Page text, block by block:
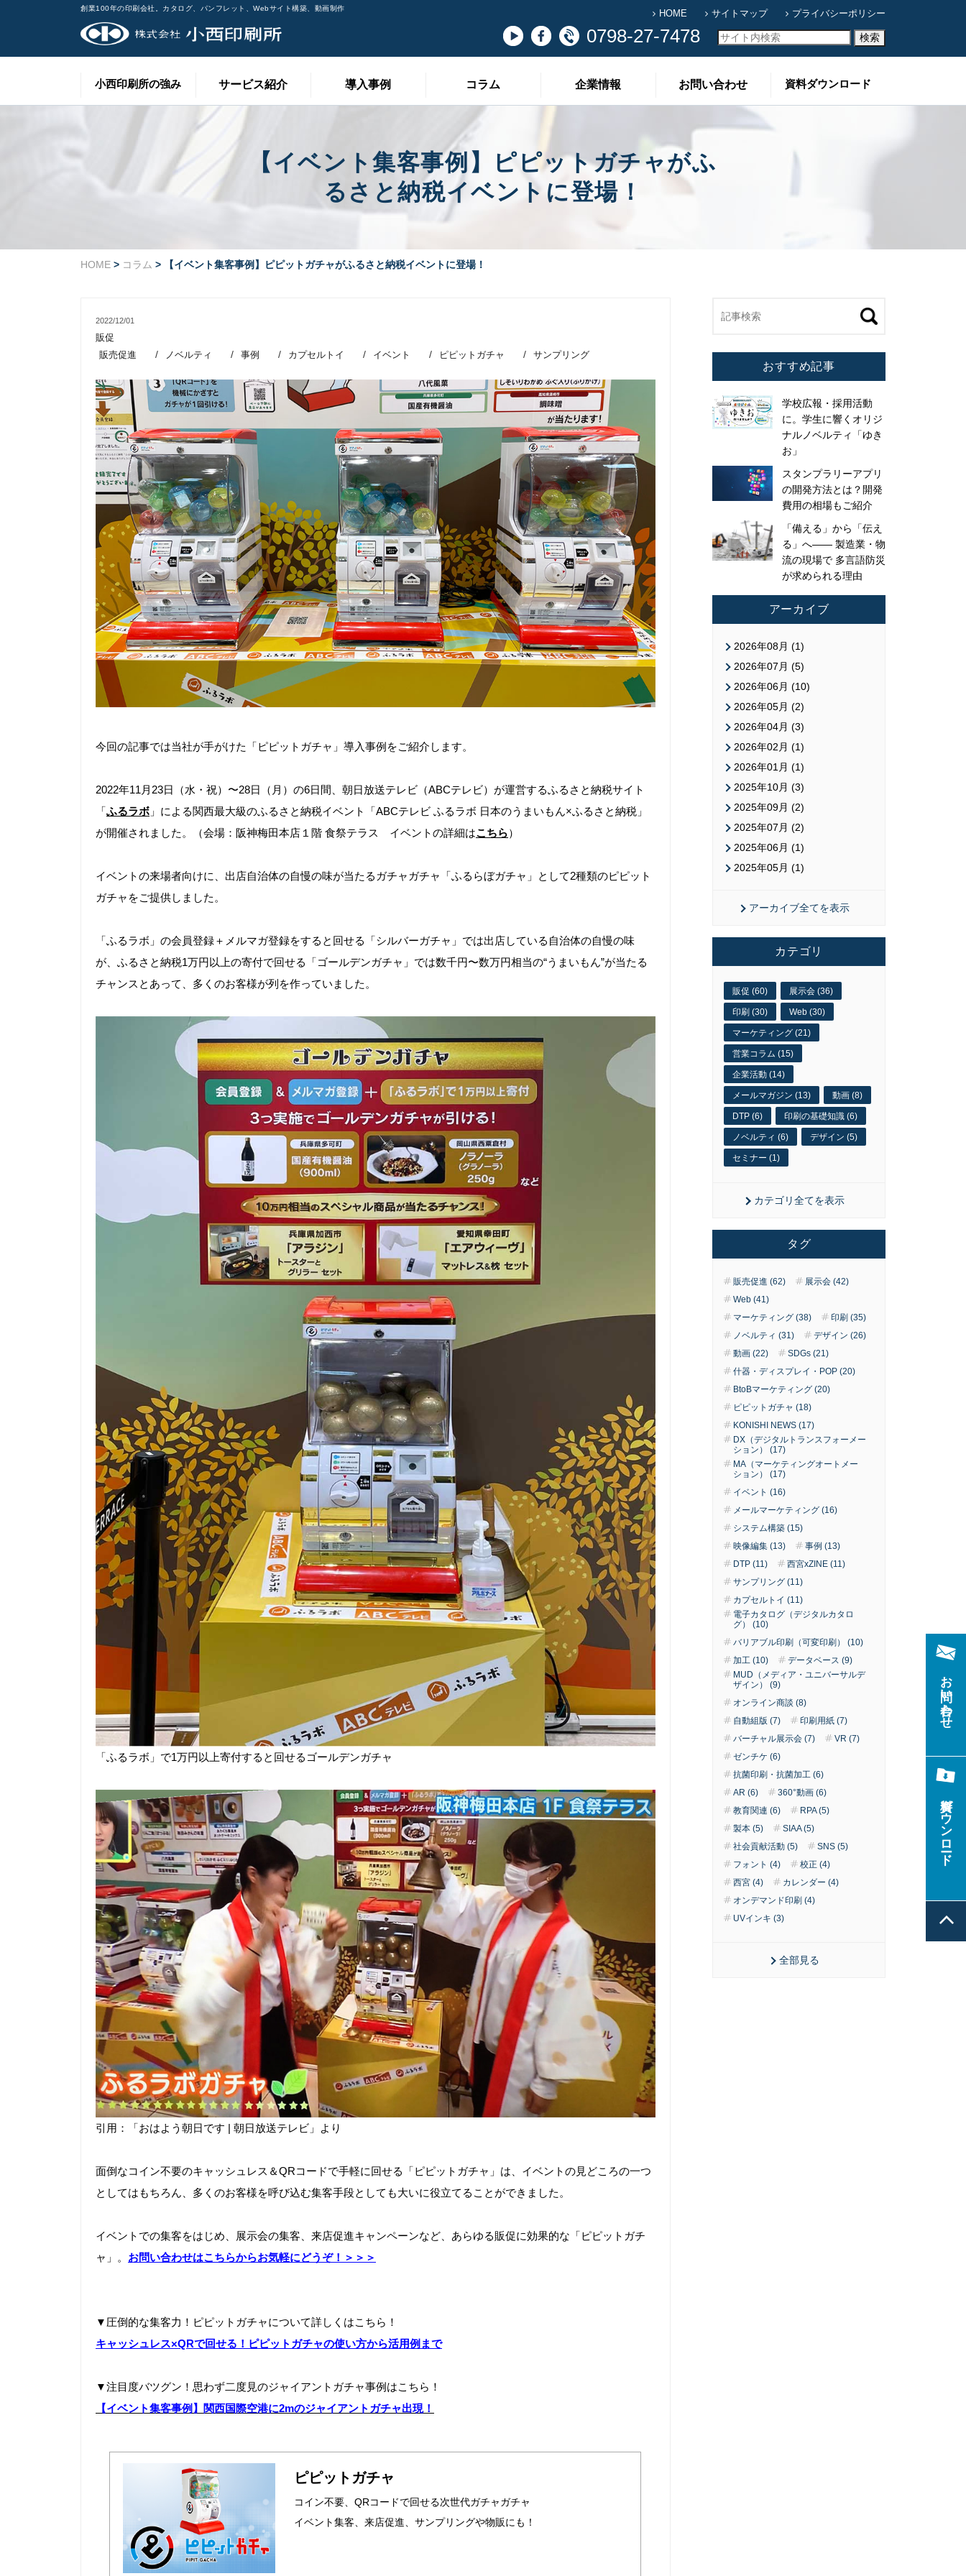
創業100年の印刷会社。カタログ、パンフレット、Webサイト構築、動画制作 プライバシーポリシー
サイトマップ
HOME
0798-27-7478
小西印刷所の強み サービス紹介 導入事例 コラム 企業情報 お問い合わせ 資料ダウンロード
【イベント集客事例】ピピットガチャがふ
るさと納税イベントに登場！
HOME > コラム > 【イベント集客事例】ピピットガチャがふるさと納税イベントに登場！
2022/12/01
販促
販売促進
ノベルティ 事例 カプセルトイ イベント ピピットガチャ サンプリング
今回の記事では当社が手がけた「ピピットガチャ」導入事例をご紹介します。
2022年11月23日（水・祝）〜28日（月）の6日間、朝日放送テレビ（ABCテレビ）が運営するふるさと納税サイト
「ふるラボ 」による関西最大級のふるさと納税イベント「ABCテレビ ふるラボ 日本のうまいもん×ふるさと納税」
が開催されました。（会場：阪神梅田本店１階 食祭テラス イベントの詳細はこちら）
イベントの来場者向けに、出店自治体の自慢の味が当たるガチャガチャ「ふるらぼガチャ」として2種類のピピット
ガチャをご提供しました。
「ふるラボ」の会員登録＋メルマガ登録をすると回せる「シルバーガチャ」では出店している自治体の自慢の味
が、ふるさと納税1万円以上の寄付で回せる「ゴールデンガチャ」では数千円〜数万円相当の“うまいもん”が当たる
チャンスとあって、多くのお客様が列を作っていました。
「ふるラボ」で1万円以上寄付すると回せるゴールデンガチャ
引用：「おはよう朝日です | 朝日放送テレビ」より
面倒なコイン不要のキャッシュレス＆QRコードで手軽に回せる「ピピットガチャ」は、イベントの見どころの一つ
としてはもちろん、多くのお客様を呼び込む集客手段としても大いに役立てることができました。
イベントでの集客をはじめ、展示会の集客、来店促進キャンペーンなど、あらゆる販促に効果的な「ピピットガチ
ャ」。 お問い合わせはこちらからお気軽にどうぞ！＞＞＞
▼圧倒的な集客力！ピピットガチャについて詳しくはこちら！
キャッシュレス×QRで回せる！ピピットガチャの使い方から活用例まで
▼注目度バツグン！思わず二度見のジャイアントガチャ事例はこちら！
【イベント集客事例】関西国際空港に2mのジャイアントガチャ出現！
ピピットガチャ
コイン不要、QRコードで回せる次世代ガチャガチャ
イベント集客、来店促進、サンプリングや物販にも！
おすすめ記事
学校広報・採用活動
に。学生に響くオリジ
ナルノベルティ「ゆき
お」
スタンプラリーアプリ
の開発方法とは？開発
費用の相場もご紹介
「備える」から「伝え
る」へ—— 製造業・物
流の現場で 多言語防災
が求められる理由
アーカイブ
2026年08月 (1)
2026年07月 (5)
2026年06月 (10)
2026年05月 (2)
2026年04月 (3)
2026年02月 (1)
2026年01月 (1)
2025年10月 (3)
2025年09月 (2)
2025年07月 (2)
2025年06月 (1)
2025年05月 (1)
アーカイブ全てを表示
カテゴリ
販促 (60) 展示会 (36)
印刷 (30) Web (30)
マーケティング (21)
営業コラム (15)
企業活動 (14)
メールマガジン (13) 動画 (8)
DTP (6) 印刷の基礎知識 (6)
ノベルティ (6) デザイン (5)
セミナー (1)
カテゴリ全てを表示
タグ
販売促進 (62)
展示会 (42)
Web (41)
マーケティング (38)
印刷 (35)
ノベルティ (31)
デザイン (26)
動画 (22)
SDGs (21)
什器・ディスプレイ・POP (20)
BtoBマーケティング (20)
ピピットガチャ (18)
KONISHI NEWS (17)
DX（デジタルトランスフォーメー
ション） (17)
MA（マーケティングオートメー
ション） (17)
イベント (16)
メールマーケティング (16)
システム構築 (15)
映像編集 (13)
事例 (13)
DTP (11)
西宮xZINE (11)
サンプリング (11)
カプセルトイ (11)
電子カタログ（デジタルカタロ
グ） (10)
バリアブル印刷（可変印刷） (10)
加工 (10)
データベース (9)
MUD（メディア・ユニバーサルデ
ザイン） (9)
オンライン商談 (8)
自動組版 (7)
印刷用紙 (7)
バーチャル展示会 (7)
VR (7)
ゼンチケ (6)
抗菌印刷・抗菌加工 (6)
AR (6)
360°動画 (6)
教育関連 (6)
RPA (5)
製本 (5)
SIAA (5)
社会貢献活動 (5)
SNS (5)
フォント (4)
校正 (4)
西宮 (4)
カレンダー (4)
オンデマンド印刷 (4)
UVインキ (3)
全部見る
お問い合わせ
資料ダウンロード